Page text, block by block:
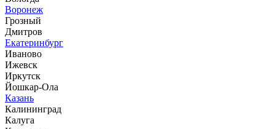
Воронеж
Грозный
Дмитров
Екатеринбург
Иваново
Ижевск
Иркутск
Йошкар-Ола
Казань
Калининград
Калуга